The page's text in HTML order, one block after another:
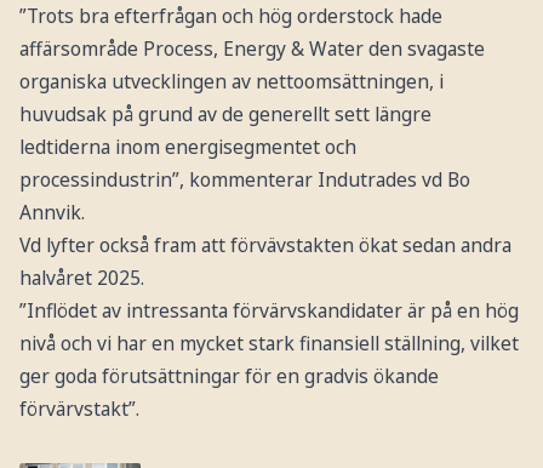
”Trots bra efterfrågan och hög orderstock hade
affärsområde Process, Energy & Water den svagaste
organiska utvecklingen av nettoomsättningen, i
huvudsak på grund av de generellt sett längre
ledtiderna inom energisegmentet och
processindustrin”, kommenterar Indutrades vd Bo
Annvik.
Vd lyfter också fram att förvävstakten ökat sedan andra
halvåret 2025.
”Inflödet av intressanta förvärvskandidater är på en hög
nivå och vi har en mycket stark finansiell ställning, vilket
ger goda förutsättningar för en gradvis ökande
förvärvstakt”.